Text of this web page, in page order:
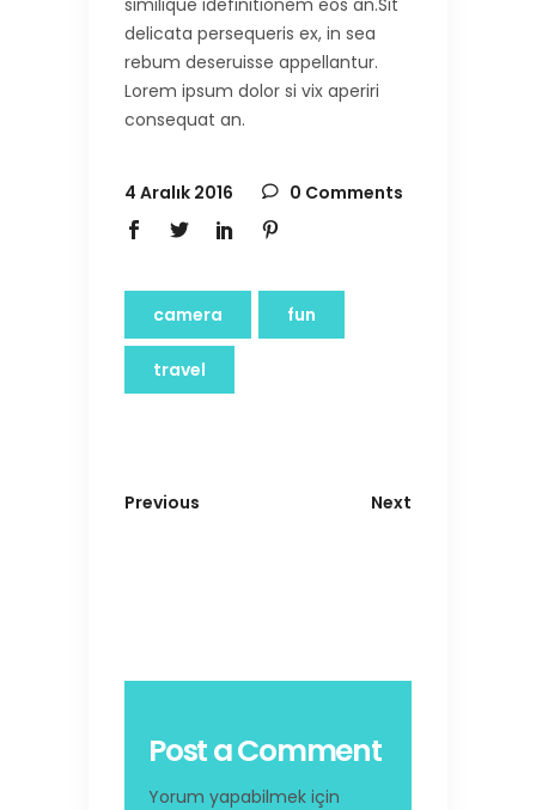
delicata persequeris ex, in sea
rebum deseruisse appellantur.
Lorem ipsum dolor si vix aperiri
consequat an.
4 Aralık 2016 0 Comments
camera fun
travel
Previous Next
Post a Comment
Yorum yapabilmek için